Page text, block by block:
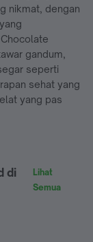
nikmat, dengan
gandum,
seperti
sehat yang
yang pas
di
Lihat
Semua